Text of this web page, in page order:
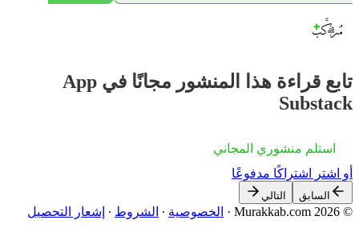
تابع قراءة هذا المنشور مجانًا في App
Substack
استلم منشوري المجاني
أو اشترِ اشتراكًا مدفوعًا
السابق التالي
© 2026 Murakkab.com
· الخصوصية ∙ الشروط ∙ إشعار التحصيل